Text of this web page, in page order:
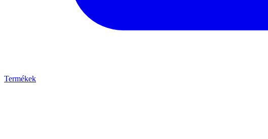
Termékek